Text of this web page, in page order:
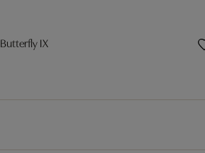
Butterfly IX